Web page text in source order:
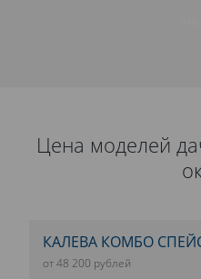
Цена моделей
КАЛЕВА КОМБО
от 48 200 рублей